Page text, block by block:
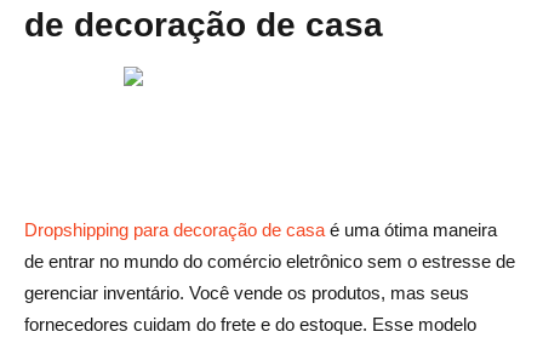
3. Manter-se atualizado com as tendências do mercado
4. Garantir a conformidade com os padrões legais e
Perguntas frequentes sobre como encontrar os melhores
fornecedores de dropshipping para decoração doméstica
de decoração de casa
Dropshipping para decoração de casa é uma ótima maneira
de entrar no mundo do comércio eletrônico sem o estresse de
gerenciar inventário. Você vende os produtos, mas seus
fornecedores cuidam do frete e do estoque. Esse modelo